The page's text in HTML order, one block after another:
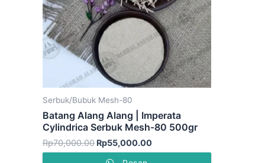
Serbuk/Bubuk Mesh-80
Batang Alang Alang | Imperata
Cylindrica Serbuk Mesh-80 500gr
Rp70,000.00 Rp55,000.00